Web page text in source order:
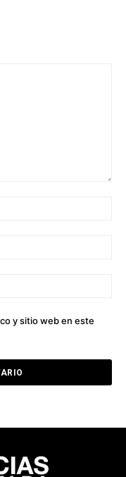
y sitio web en este